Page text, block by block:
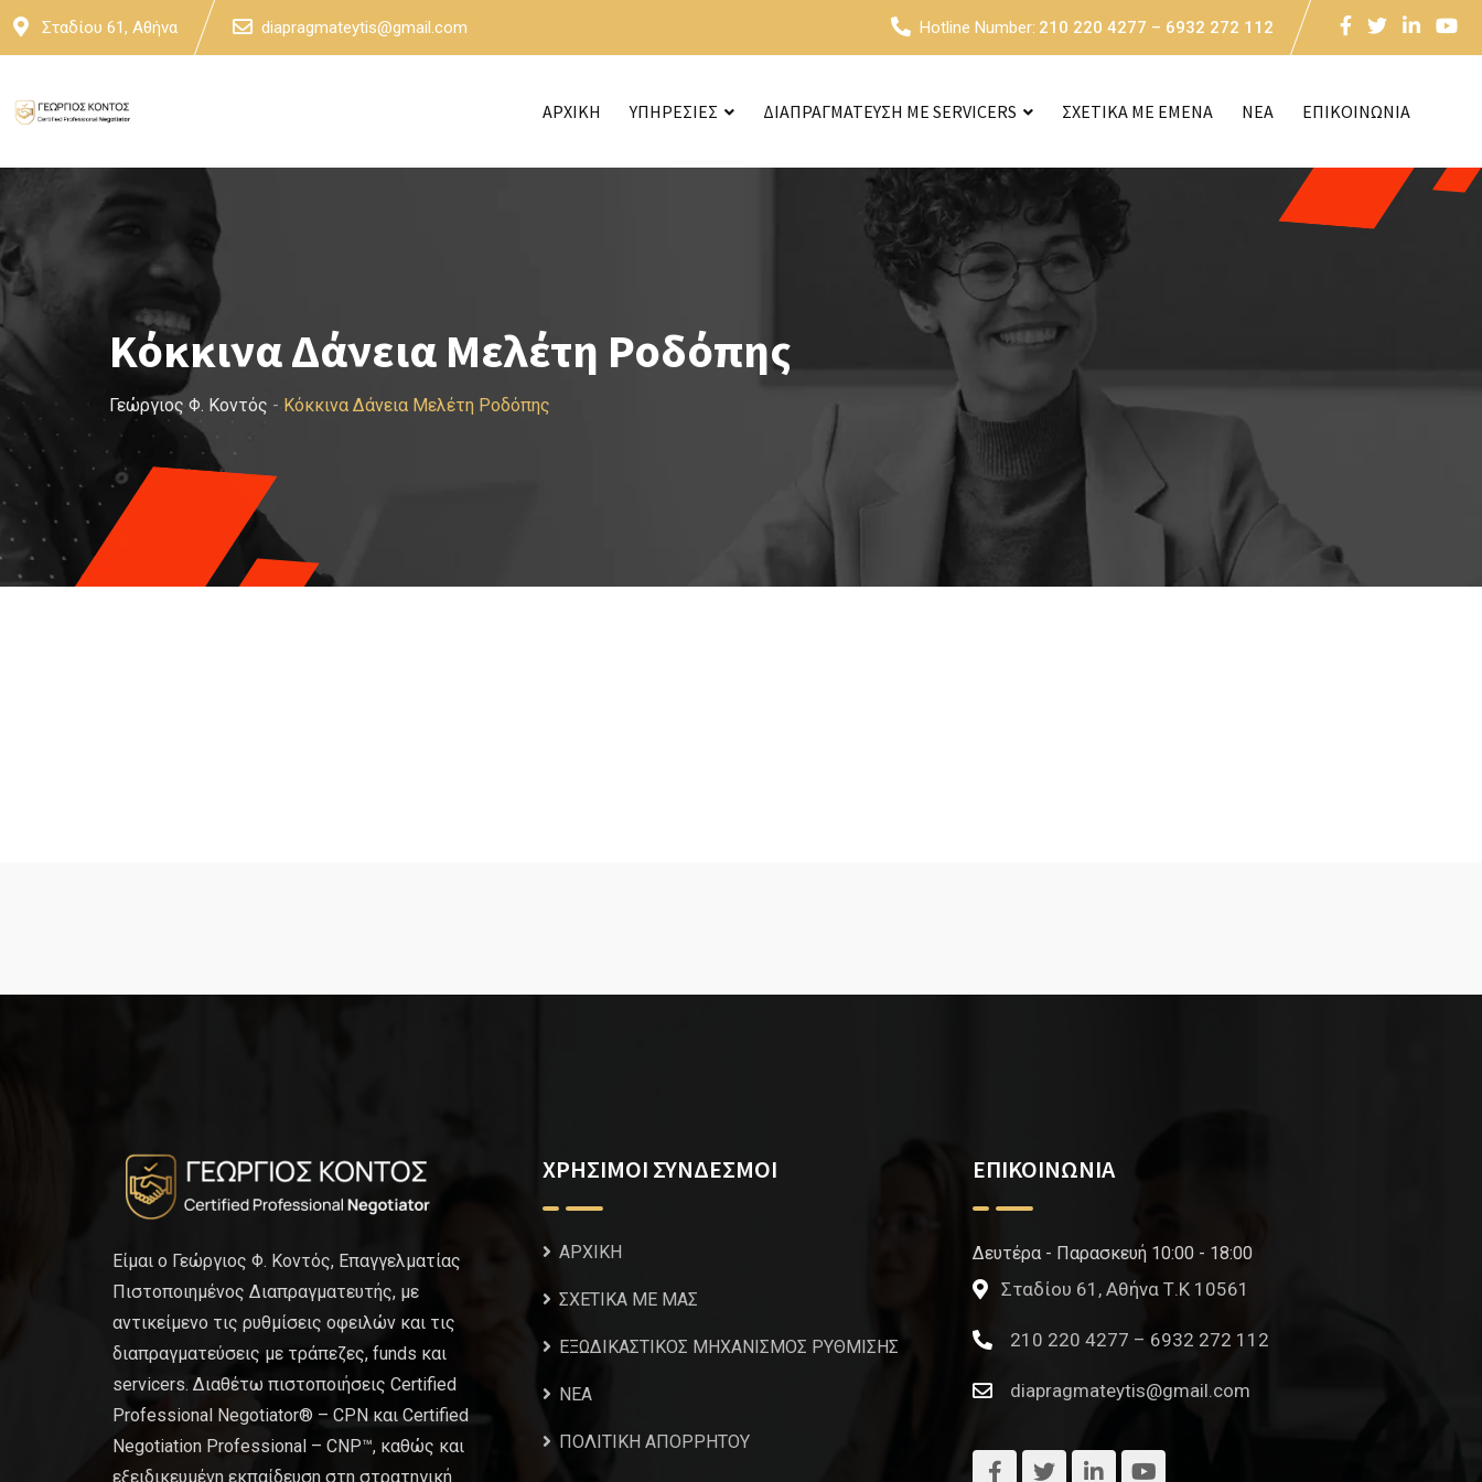
Skip
Σταδίου 61, Αθήνα diapragmateytis@gmail.com Hotline Number: 210 220 4277 – 6932 272 112
ΑΡΧΙΚΗ ΥΠΗΡΕΣΙΕΣ ΔΙΑΠΡΑΓΜΑΤΕΥΣΗ ΜΕ SERVICERS ΣΧΕΤΙΚΑ ΜΕ ΕΜΕΝΑ NEA ΕΠΙΚΟΙΝΩΝΙΑ
Κόκκινα Δάνεια Μελέτη Ροδόπης
Γεώργιος Φ. Κοντός - Κόκκινα Δάνεια Μελέτη Ροδόπης
Είμαι ο Γεώργιος Φ. Κοντός, Επαγγελματίας
Πιστοποιημένος Διαπραγματευτής, με
αντικείμενο τις ρυθμίσεις οφειλών και τις
διαπραγματεύσεις με τράπεζες, funds και
servicers. Διαθέτω πιστοποιήσεις Certified
Professional Negotiator® – CPN και Certified
Negotiation Professional – CNP™, καθώς και
εξειδικευμένη εκπαίδευση στη στρατηγική
ΧΡΗΣΙΜΟΙ ΣΥΝΔΕΣΜΟΙ
ΑΡΧΙΚΗ
ΣΧΕΤΙΚΑ ΜΕ ΜΑΣ
ΕΞΩΔΙΚΑΣΤΙΚΟΣ ΜΗΧΑΝΙΣΜΟΣ ΡΥΘΜΙΣΗΣ
NEA
ΠΟΛΙΤΙΚΗ ΑΠΟΡΡΗΤΟΥ
ΕΠΙΚΟΙΝΩΝΙΑ
Δευτέρα - Παρασκευή 10:00 - 18:00
Σταδίου 61, Αθήνα Τ.Κ 10561
210 220 4277 – 6932 272 112
diapragmateytis@gmail.com